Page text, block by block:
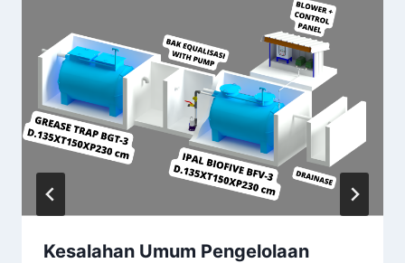
Kesalahan Umum Pengelolaan